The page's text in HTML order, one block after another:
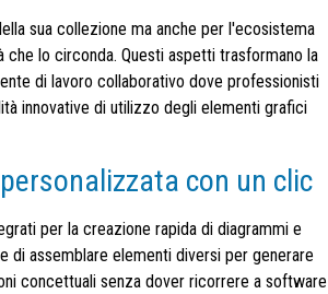
sua collezione ma anche per l'ecosistema
lo circonda. Questi aspetti trasformano la
di lavoro collaborativo dove professionisti
innovative di utilizzo degli elementi grafici
con un clic
per la creazione rapida di diagrammi e
assemblare elementi diversi per generare
concettuali senza dover ricorrere a software